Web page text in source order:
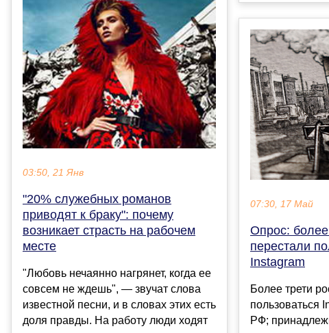
03:50, 21 Янв
"20% служебных романов
приводят к браку": почему
возникает страсть на рабочем
месте
"Любовь нечаянно нагрянет, когда ее
совсем не ждешь", — звучат слова
известной песни, и в словах этих есть
доля правды. На работу люди ходят
07:30, 17 Май
Опрос: более
перестали
Instagram
Более трети
пользоваться
РФ;